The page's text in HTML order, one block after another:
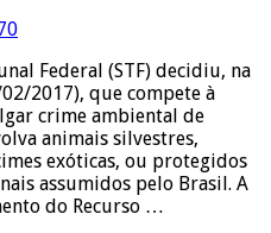
Federal (STF) decidiu, na
2017), que compete à
crime ambiental de
animais silvestres,
exóticas, ou protegidos
assumidos pelo Brasil. A
do Recurso …